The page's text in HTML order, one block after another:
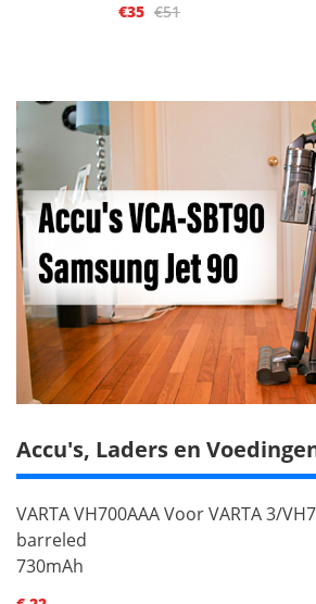
€35 €51
Accu's, Laders en
VARTA VH700AAA Voor VARTA 3/
barreled
730mAh